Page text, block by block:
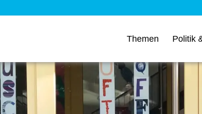
Themen Politik